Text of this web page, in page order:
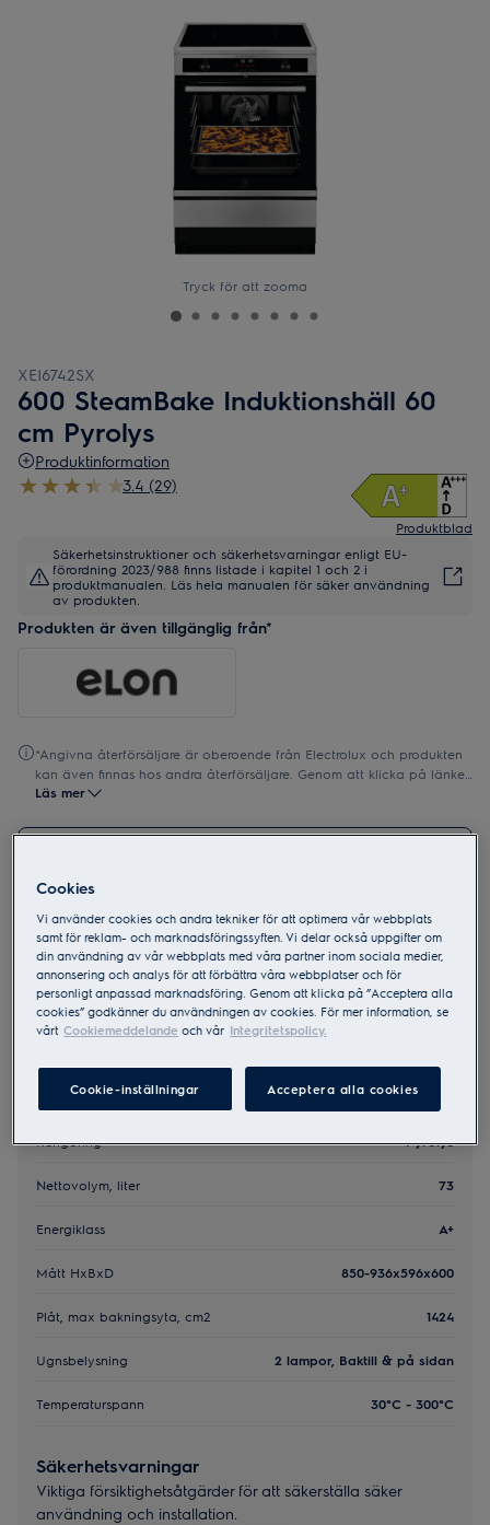
Tryck för att zooma
XEI6742SX
600 SteamBake Induktionshäll 60
cm Pyrolys
Produktinformation
3.4 (29)
Produktblad
Säkerhetsinstruktioner och säkerhetsvarningar enligt EU-
förordning 2023/988 finns listade i kapitel 1 och 2 i
produktmanualen. Läs hela manualen för säker användning
av produkten.
Produkten är även tillgänglig från*
*Angivna återförsäljare är oberoende från Electrolux och produkten
kan även finnas hos andra återförsäljare. Genom att klicka på länken
lämnar du Electrolux webbplats och Electrolux ansvarar inte för
återförsäljares webbplats.
Läs mer
Rostfri
Rengöring Pyrolys
Nettovolym, liter 73
Energiklass A+
Mått HxBxD 850-936x596x600
Plåt, max bakningsyta, cm2 1424
Ugnsbelysning 2 lampor, Baktill & på sidan
Temperaturspann 30°C - 300°C
Säkerhetsvarningar
Viktiga försiktighetsåtgärder för att säkerställa säker
användning och installation.
Cookies
Vi använder cookies och andra tekniker för att optimera vår webbplats
samt för reklam- och marknadsföringssyften. Vi delar också uppgifter om
din användning av vår webbplats med våra partner inom sociala medier,
annonsering och analys för att förbättra våra webbplatser och för
personligt anpassad marknadsföring. Genom att klicka på ”Acceptera alla
cookies” godkänner du användningen av cookies. För mer information, se
vårt Cookiemeddelande och vår Integritetspolicy.
Cookie-inställningar Acceptera alla cookies